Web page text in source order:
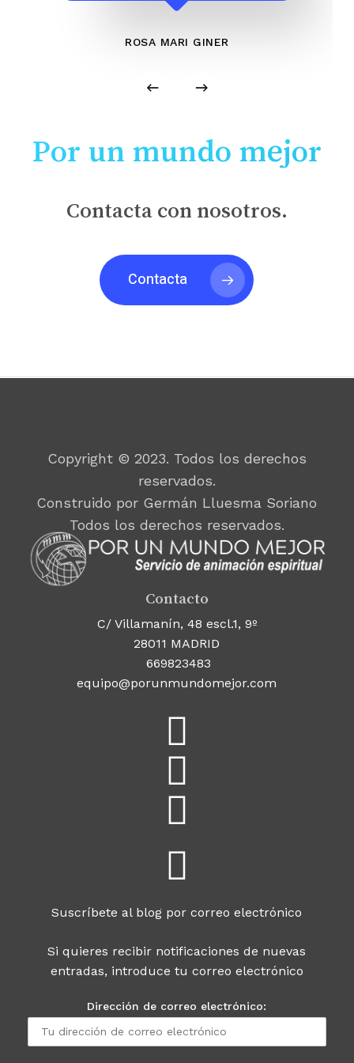
ROSA MARI GINER
Por un mundo mejor
Contacta con nosotros.
Contacta
Copyright © 2023. Todos los derechos
reservados.
Construido por Germán Lluesma Soriano
Todos los derechos reservados.
Contacto
C/ Villamanín, 48 escl.1, 9º
28011 MADRID
669823483
equipo@porunmundomejor.com
Suscríbete al blog por correo electrónico
Si quieres recibir notificaciones de nuevas
entradas, introduce tu correo electrónico
Dirección de correo electrónico: